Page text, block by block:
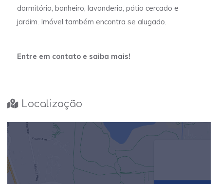
dormitório, banheiro, lavanderia, pátio cercado e
jardim. Imóvel também encontra se alugado.
Entre em contato e saiba mais!
Localização